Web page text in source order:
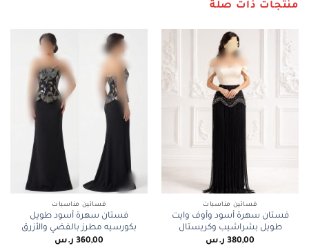
منتجات ذات صلة
فساتين مناسبات
فستان سهرة أسود وأوف وايت
طويل بشراشيب وكريستال
380,00 ر.س
فساتين مناسبات
فستان سهرة أسود طويل
بكورسيه مطرز بالفضي والأزرق
360,00 ر.س